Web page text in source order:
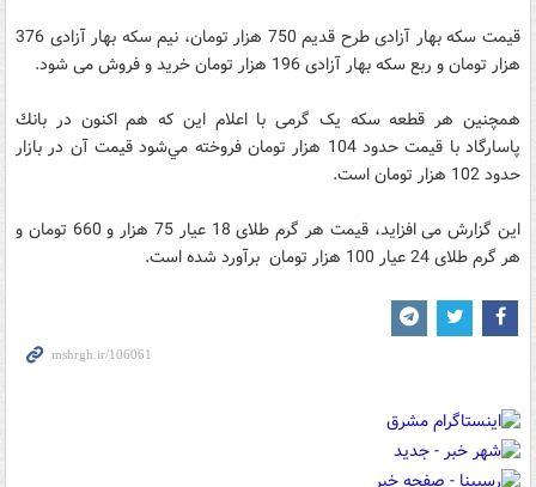
قیمت سکه بهار آزادی طرح قدیم 750 هزار تومان، نیم سکه بهار آزادی 376
هزار تومان و ربع سکه بهار آزادی 196 هزار تومان خرید و فروش می شود.
همچنین هر قطعه سکه یک گرمی با اعلام اين كه هم اكنون در بانك
پاسارگاد با قيمت حدود 104 هزار تومان فروخته مي‌شود قيمت آن در بازار
حدود 102 هزار تومان است.
این گزارش می افزاید، قیمت هر گرم طلای 18 عیار 75 هزار و 660 تومان و
هر گرم طلای 24 عیار 100 هزار تومان برآورد شده است.